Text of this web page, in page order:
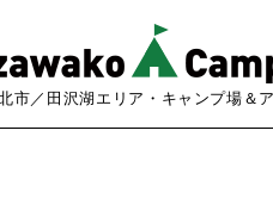
市／田沢湖エリア・キャンプ場＆